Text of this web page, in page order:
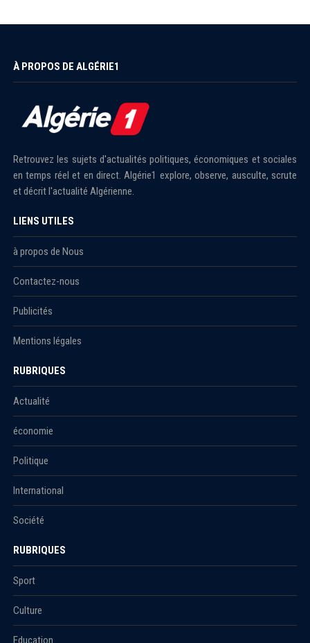
À PROPOS DE ALGÉRIE1
Retrouvez les sujets d'actualités politiques, économiques et sociales
en temps réel et en direct. Algérie1 explore, observe, ausculte, scrute
et décrit l'actualité Algérienne.
LIENS UTILES
à propos de Nous
Contactez-nous
Publicités
Mentions légales
RUBRIQUES
Actualité
économie
Politique
International
Société
RUBRIQUES
Sport
Culture
Education